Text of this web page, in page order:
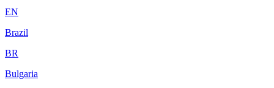
EN
Brazil
BR
Bulgaria